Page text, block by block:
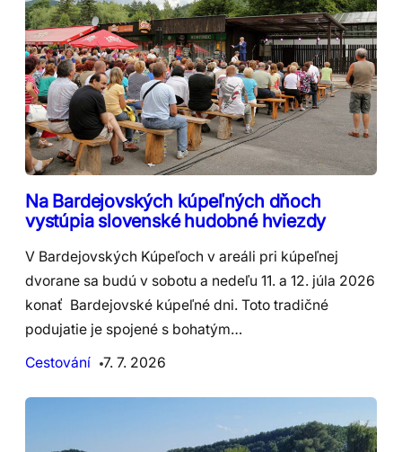
Na Bardejovských kúpeľných dňoch
vystúpia slovenské hudobné hviezdy
V Bardejovských Kúpeľoch v areáli pri kúpeľnej
dvorane sa budú v sobotu a nedeľu 11. a 12. júla 2026
konať Bardejovské kúpeľné dni. Toto tradičné
podujatie je spojené s bohatým…
Cestování
7. 7. 2026